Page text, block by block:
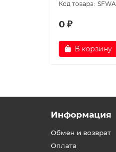
0 ₽
В корзину
Информация
Обмен и возврат
Оплата